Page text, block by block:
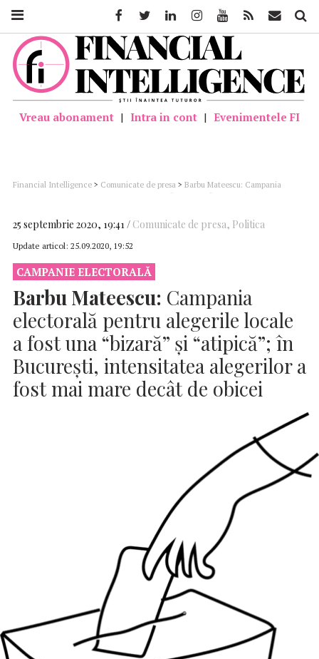
Vreau abonament | Intra in cont | Evenimentele FI
Financial Intelligence > Comunicate de presa > Barbu Mateescu: Campania
electorală pentru alegerile locale a fost una “bizară” şi “atipică”; în Bucureşti,
25 septembrie 2020, 19:41 Comunicate de presa, Politica
Update articol: 25.09.2020, 19:52
CAMPANIE ELECTORALĂ
Barbu Mateescu: Campania
electorală pentru alegerile locale
a fost una “bizară” şi “atipică”; în
Bucureşti, intensitatea alegerilor a
fost mai mare decât de obicei
FacebookTwitter LinkedinInstagramYoutube Feed Mail